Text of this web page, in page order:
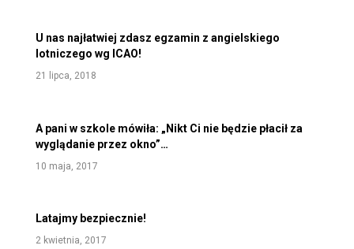
U nas najłatwiej zdasz egzamin z angielskiego
lotniczego wg ICAO!
21 lipca, 2018
A pani w szkole mówiła: „Nikt Ci nie będzie płacił za
wyglądanie przez okno”…
10 maja, 2017
Latajmy bezpiecznie!
2 kwietnia, 2017